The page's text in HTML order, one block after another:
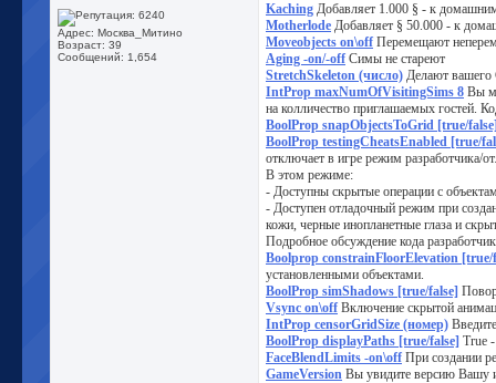
Адрес: Москва_Митино
Возраст: 39
Сообщений: 1,654
Kaching Добавляет 1.000 § - к
Motherlode Добавляет § 50.000 - к
Moveobjects on\off Перемещают
Aging -on/-off Симы не стареют
StretchSkeleton (число) Делают вашего
IntProp maxNumOfVisitingSims 8 Вы
на колличество приглашаемых гостей.
BoolProp snapObjectsToGrid [true/
BoolProp testingCheatsEnabled [true/
отключает в игре режим разработчика/
В этом режиме:
- Доступны скрытые операции с
- Доступен отладочный режим при
кожи, черные инопланетные глаза и
Подробное обсуждение кода
Boolprop constrainFloorElevation [true/
установленными объектами.
BoolProp simShadows [true/false]
Vsync on\off Включение скрытой
IntProp censorGridSize (номер)
BoolProp displayPaths [true/false] True
FaceBlendLimits -on\off При создании
GameVersion Вы увидите версию Вашу